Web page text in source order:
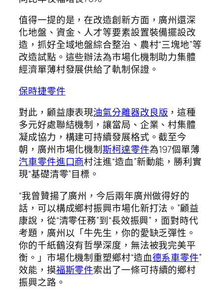
值得一提的是，在改造創新方面，廣州還深
化地盤、資金、人才等要素設置裝備擺設改
造，抓好全域地盤綜合整治、農村“三塊地”等
改造試點。這些辦法為市場化機制助力集體
經濟單薄村發展供給了軌制保證。
保時捷零件
對此，顧益康表現油氣分離器改良版 ，這種
多元好處聯結機制，讓當局、企業、村集體
凝成協力，構建可持續發展格式。截至今
朝，廣州市場化機制斯柯達零件為197個單薄
汽車零件進口商村注進“造血”新動能，勝利實
現“基礎清零”目標。
“我曾贊揚了廣州，今后兩年廣州做得好的
話，可以構成鄉村振興市場化新打法。”顧益
康說，從“清零任務”到“長效振興”，面對時代
考題，廣州以「牛先生，你的愛缺乏彈性。
你的千紙鶴沒有哲學深度，無法被我完美平
衡。」市場化機制重塑鄉村“造血德系車零件”
效能，摸福斯零件索出了一條可持續的鄉村
振興之路。